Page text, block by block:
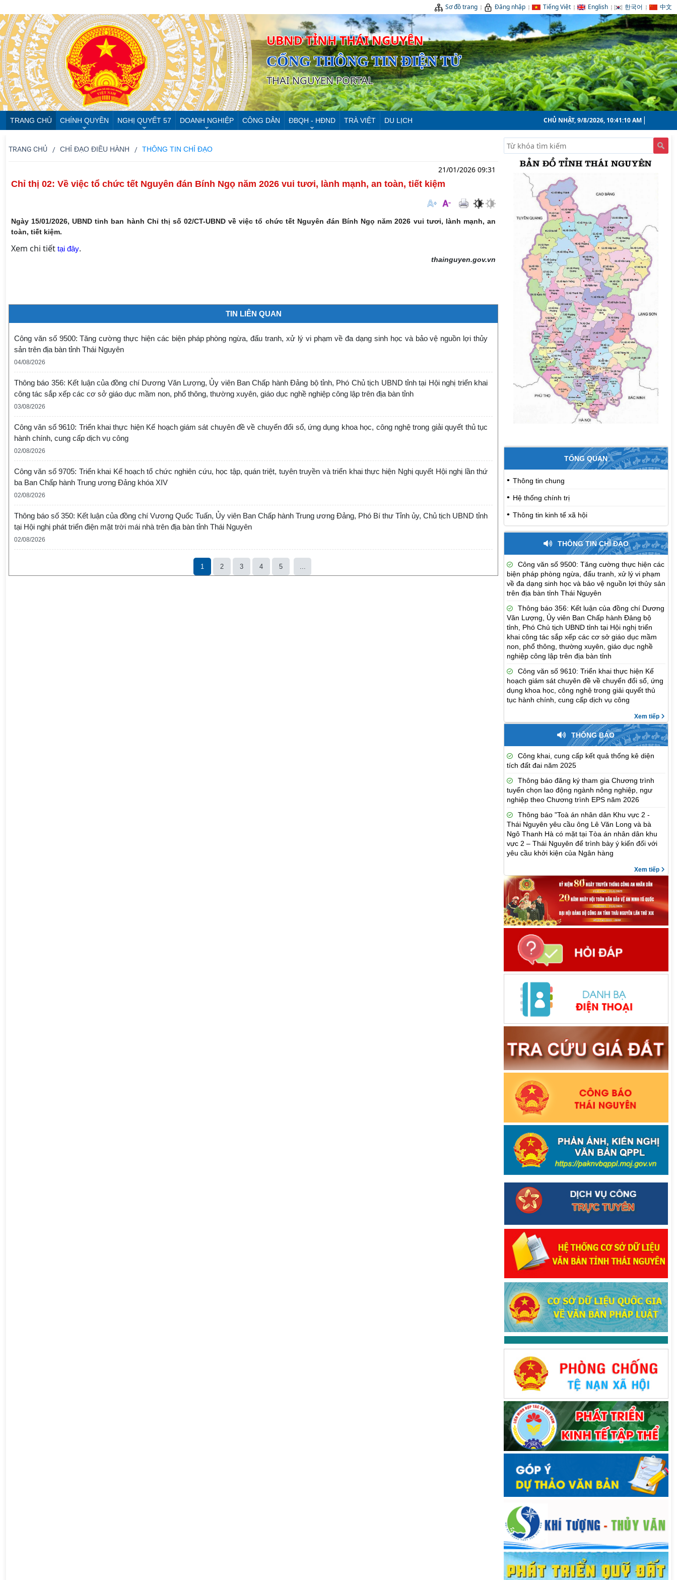
Sơ đồ trang Đăng nhập Tiếng Việt English 한국어 中文
UBND TỈNH THÁI NGUYÊN
CỔNG THÔNG TIN ĐIỆN TỬ
THAI NGUYEN PORTAL
TRANG CHỦ CHÍNH QUYỀN NGHỊ QUYẾT 57 DOANH NGHIỆP CÔNG DÂN ĐBQH - HĐND TRÀ VIỆT DU LỊCH CHỦ NHẬT, 9/8/2026, 10:41:11 AM
TRANG CHỦ CHỈ ĐẠO ĐIỀU HÀNH THÔNG TIN CHỈ ĐẠO
21/01/2026 09:31
Chỉ thị 02: Về việc tổ chức tết Nguyên đán Bính Ngọ năm 2026 vui tươi, lành mạnh, an toàn, tiết kiệm
Ngày 15/01/2026, UBND tỉnh ban hành Chỉ thị số 02/CT-UBND về việc tổ chức tết Nguyên đán Bính Ngọ năm 2026 vui tươi, lành mạnh, an
toàn, tiết kiệm.
Xem chi tiết tại đây.
thainguyen.gov.vn
TIN LIÊN QUAN
Công văn số 9500: Tăng cường thực hiện các biện pháp phòng ngừa, đấu tranh, xử lý vi phạm về đa dạng sinh học và bảo vệ nguồn lợi thủy
sản trên địa bàn tỉnh Thái Nguyên
04/08/2026
Thông báo 356: Kết luận của đồng chí Dương Văn Lượng, Ủy viên Ban Chấp hành Đảng bộ tỉnh, Phó Chủ tịch UBND tỉnh tại Hội nghị triển khai
công tác sắp xếp các cơ sở giáo dục mầm non, phổ thông, thường xuyên, giáo dục nghề nghiệp công lập trên địa bàn tỉnh
03/08/2026
Công văn số 9610: Triển khai thực hiện Kế hoạch giám sát chuyên đề về chuyển đổi số, ứng dụng khoa học, công nghệ trong giải quyết thủ tục
hành chính, cung cấp dịch vụ công
02/08/2026
Công văn số 9705: Triển khai Kế hoạch tổ chức nghiên cứu, học tập, quán triệt, tuyên truyền và triển khai thực hiện Nghị quyết Hội nghị lần thứ
ba Ban Chấp hành Trung ương Đảng khóa XIV
02/08/2026
Thông báo số 350: Kết luận của đồng chí Vương Quốc Tuấn, Ủy viên Ban Chấp hành Trung ương Đảng, Phó Bí thư Tỉnh ủy, Chủ tịch UBND tỉnh
tại Hội nghị phát triển điện mặt trời mái nhà trên địa bàn tỉnh Thái Nguyên
02/08/2026
1 2 3 4 5 ...
TỔNG QUAN
Thông tin chung
Hệ thống chính trị
Thông tin kinh tế xã hội
THÔNG TIN CHỈ ĐẠO
Công văn số 9500: Tăng cường thực hiện các
biện pháp phòng ngừa, đấu tranh, xử lý vi phạm
về đa dạng sinh học và bảo vệ nguồn lợi thủy sản
trên địa bàn tỉnh Thái Nguyên
Thông báo 356: Kết luận của đồng chí Dương
Văn Lượng, Ủy viên Ban Chấp hành Đảng bộ
tỉnh, Phó Chủ tịch UBND tỉnh tại Hội nghị triển
khai công tác sắp xếp các cơ sở giáo dục mầm
non, phổ thông, thường xuyên, giáo dục nghề
nghiệp công lập trên địa bàn tỉnh
Công văn số 9610: Triển khai thực hiện Kế
hoạch giám sát chuyên đề về chuyển đổi số, ứng
dụng khoa học, công nghệ trong giải quyết thủ
tục hành chính, cung cấp dịch vụ công
Xem tiếp
THÔNG BÁO
Công khai, cung cấp kết quả thống kê diện
tích đất đai năm 2025
Thông báo đăng ký tham gia Chương trình
tuyển chọn lao động ngành nông nghiệp, ngư
nghiệp theo Chương trình EPS năm 2026
Thông báo "Toà án nhân dân Khu vực 2 -
Thái Nguyên yêu cầu ông Lê Văn Long và bà
Ngô Thanh Hà có mặt tại Tòa án nhân dân khu
vực 2 – Thái Nguyên để trình bày ý kiến đối với
yêu cầu khởi kiện của Ngân hàng
Xem tiếp